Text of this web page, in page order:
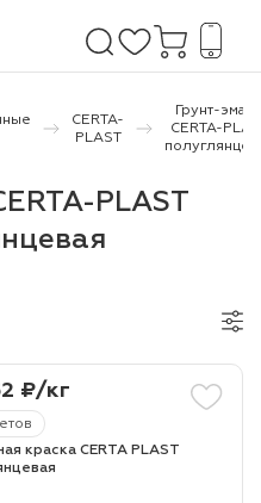
CERTA-
PLAST
Грунт-
CERTA-
PLAST
₽/кг
краска CERTA PLAST